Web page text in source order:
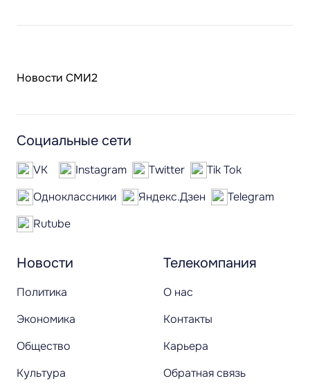
Новости СМИ2
Новости
Политика
Экономика
Общество
Культура
Телекомпания
О нас
Контакты
Карьера
Обратная связь
Социальные сети
VK Instagram Twitter
Tik Tok
Одноклассники
Яндекс.Дзен
Telegram
Rutube